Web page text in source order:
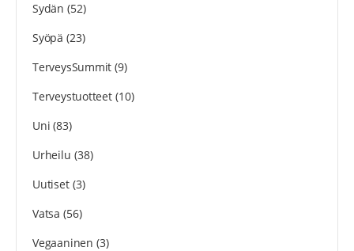
Sydän (52)
Syöpä (23)
TerveysSummit (9)
Terveystuotteet(10)
Uni (83)
Urheilu (38)
Uutiset(3)
Vatsa (56)
Vegaaninen (3)